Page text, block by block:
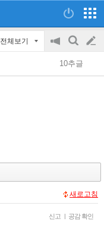
전체보기
공
지
on/off
검
색
글
쓰
10추글
새로고침
신고 | 공감 확인